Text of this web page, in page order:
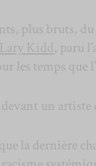
plus bruts,
Lary Kidd, paru
les temps que
un artiste
la dernière